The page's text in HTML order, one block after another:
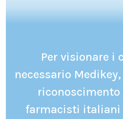
Per visionare i
necessario
farmacisti italiani